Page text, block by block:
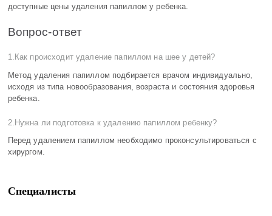
доступные цены удаления папиллом у ребенка.
Вопрос-ответ
1.Как происходит удаление папиллом на шее у детей?
Метод удаления папиллом подбирается врачом индивидуально,
исходя из типа новообразования, возраста и состояния здоровья
ребенка.
2.Нужна ли подготовка к удалению папиллом ребенку?
Перед удалением папиллом необходимо проконсультироваться с
хирургом.
Специалисты